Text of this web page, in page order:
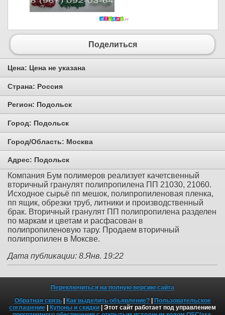
Поделиться
Цена: Цена не указана
Страна: Россия
Регион: Подольск
Город: Подольск
Город/Область: Москва
Адрес: Подольск
Компания Бум полимеров реализует качетсвенный
вторичный гранулят полипропилена ПП 21030, 21060.
Исходное сырьё пп мешок, полипропиленовая пленка,
пп ящик, обрезки труб, литники и производственный
брак. Вторичный гранулят ПП полипропилена разделен
по маркам и цветам и расфасован в
полипропиленовую тару. Продаем вторичный
полипропилен в Моксве.
Дата публикации: 8.Янв. 19:22
Переключиться на полную версию сайта
Обратная связь| Как выделить объявление?| Пользовательское
соглашение | Купоны и скидки | Этот сайт работает под управлением